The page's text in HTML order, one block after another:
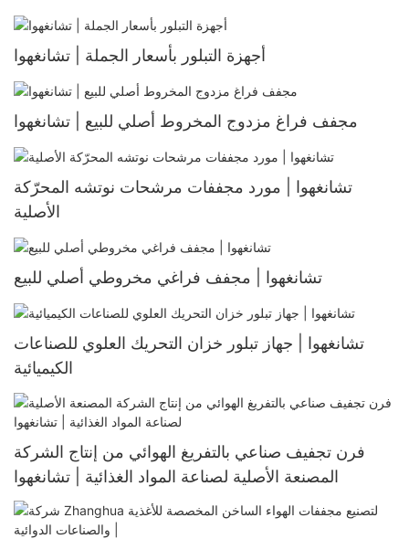
أجهزة التبلور بأسعار الجملة | تشانغهوا
مجفف فراغ مزدوج المخروط أصلي للبيع | تشانغهوا
تشانغهوا | مورد مجففات مرشحات نوتشه المحرّكة
الأصلية
تشانغهوا | مجفف فراغي مخروطي أصلي للبيع
تشانغهوا | جهاز تبلور خزان التحريك العلوي للصناعات
الكيميائية
فرن تجفيف صناعي بالتفريغ الهوائي من إنتاج الشركة
المصنعة الأصلية لصناعة المواد الغذائية | تشانغهوا